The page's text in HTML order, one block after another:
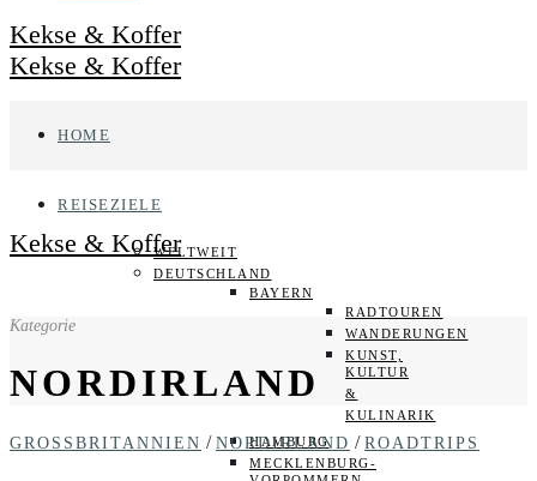
Kekse & Koffer
Kekse & Koffer
HOME
REISEZIELE
WELTWEIT
DEUTSCHLAND
BAYERN
RADTOUREN
WANDERUNGEN
KUNST,
KULTUR
&
KULINARIK
HAMBURG
MECKLENBURG-
Kekse & Koffer
Kategorie
NORDIRLAND
GROSSBRITANNIEN / NORDIRLAND / ROADTRIPS